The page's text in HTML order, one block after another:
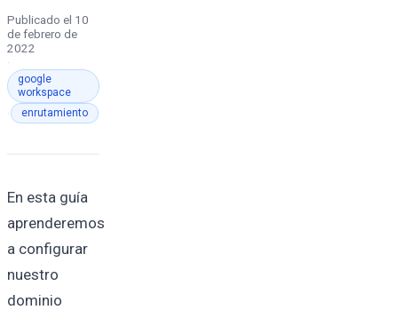
Publicado el 10
de febrero de
2022
·
google
workspace
· enrutamiento
En esta guía
aprenderemos
a configurar
nuestro
dominio